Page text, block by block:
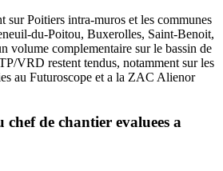
sur Poitiers intra-muros et les communes
du-Poitou, Buxerolles, Saint-Benoit,
volume complementaire sur le bassin de
VRD restent tendus, notamment sur les
au Futuroscope et a la ZAC Alienor
chef de chantier evaluees a